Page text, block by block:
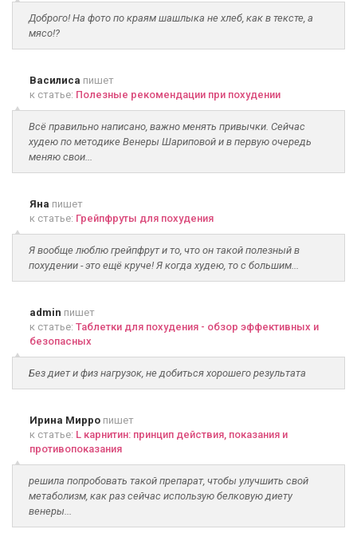
Доброго! На фото по краям шашлыка не хлеб, как в тексте, а
мясо!?
Василиса пишет
к статье: Полезные рекомендации при похудении
Всё правильно написано, важно менять привычки. Сейчас
худею по методике Венеры Шариповой и в первую очередь
меняю свои...
Яна пишет
к статье: Грейпфруты для похудения
Я вообще люблю грейпфрут и то, что он такой полезный в
похудении - это ещё круче! Я когда худею, то с большим...
admin пишет
к статье: Таблетки для похудения - обзор эффективных и
безопасных
Без диет и физ нагрузок, не добиться хорошего результата
Ирина Мирро пишет
к статье: L карнитин: принцип действия, показания и
противопоказания
решила попробовать такой препарат, чтобы улучшить свой
метаболизм, как раз сейчас использую белковую диету
венеры...